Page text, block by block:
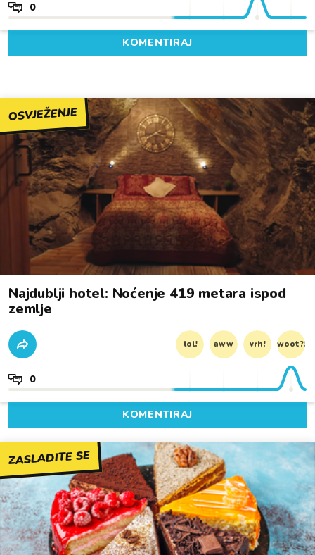
0
KOMENTIRAJ
OSVJEŽENJE
Najdublji hotel: Noćenje 419 metara ispod
zemlje
lol! aww vrh! woot?!
0
KOMENTIRAJ
ZASLADITE SE